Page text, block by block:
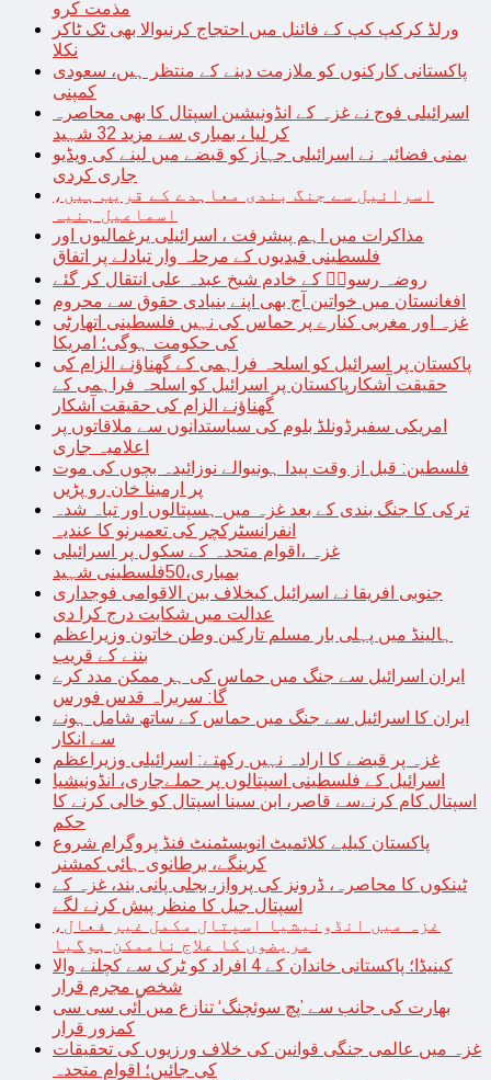
مذمت کرو
ورلڈ کرکپ کپ کے فائنل میں احتجاج کرنیوالا بھی ٹک ٹاکر
نکلا
پاکستانی کارکنوں کو ملازمت دینے کے منتظر ہیں، سعودی
کمپنی
اسرائیلی فوج نے غزہ کے انڈونیشین اسپتال کا بھی محاصرہ
کر لیا ، بمباری سے مزید 32 شہید
یمنی فضائیہ نے اسرائیلی جہاز کو قبضے میں لینے کی ویڈیو
جاری کردی
اسرائیل سے جنگ بندی معاہدے کے قریب ہیں،
اسماعیل ہنیہ
مذاکرات میں اہم پیشرفت ، اسرائیلی یرغمالیوں اور
فلسطینی قیدیوں کے مرحلہ وار تبادلے پر اتفاق
روضہ رسولؐ کے خادم شیخ عبدہ علی انتقال کر گئے
افغانستان میں خواتین آج بھی اپنے بنیادی حقوق سے محروم
غزہ اور مغربی کنارے پر حماس کی نہیں فلسطینی اتھارٹی
کی حکومت ہوگی؛ امریکا
پاکستان پر اسرائیل کو اسلحہ فراہمی کے گھناؤنے الزام کی
حقیقت آشکارپاکستان پر اسرائیل کو اسلحہ فراہمی کے
گھناؤنے الزام کی حقیقت آشکار
امریکی سفیرڈونلڈ بلوم کی سیاستدانوں سے ملاقاتوں پر
اعلامیہ جاری
فلسطین: قبل از وقت پیدا ہونیوالے نوزائیدہ بچوں کی موت
پر ارمینا خان رو پڑیں
ترکی کا جنگ بندی کے بعد غزہ میں ہسپتالوں اور تباہ شدہ
انفرانسٹرکچر کی تعمیرنو کا عندیہ
غزہ ،اقوام متحدہ کے سکول پر اسرائیلی
بمباری،50فلسطینی شہید
جنوبی افریقا نے اسرائیل کیخلاف بین الاقوامی فوجداری
عدالت میں شکایت درج کرا دی
ہالینڈ میں پہلی بار مسلم تارکین وطن خاتون وزیراعظم
بننے کے قریب
ایران اسرائیل سے جنگ میں حماس کی ہر ممکن مدد کرے
گا: سربراہ قدس فورس
ایران کا اسرائیل سے جنگ میں حماس کے ساتھ شامل ہونے
سے انکار
غزہ پر قبضے کا ارادہ نہیں رکھتے: اسرائیلی وزیراعظم
اسرائیل کے فلسطینی اسپتالوں پر حملےجاری، انڈونیشیا
اسپتال کام کرنےسے قاصر، ابن سینا اسپتال کو خالی کرنے کا
حکم
پاکستان کیلیے کلائمیٹ انویسٹمنٹ فنڈ پروگرام شروع
کرینگے، برطانوی ہائی کمشنر
ٹینکوں کا محاصرہ، ڈرونز کی پرواز، بجلی پانی بند، غزہ کے
اسپتال جیل کا منظر پیش کرنے لگے
غزہ میں انڈونیشیا اسپتال مکمل غیر فعال،
مریضوں کا علاج ناممکن ہوگیا
کینیڈا؛ پاکستانی خاندان کے 4 افراد کو ٹرک سے کچلنے والا
شخص مجرم قرار
بھارت کی جانب سے ’پچ سوئچنگ‘ تنازع میں آئی سی سی
کمزور قرار
غزہ میں عالمی جنگی قوانین کی خلاف ورزیوں کی تحقیقات
کی جائیں؛ اقوام متحدہ